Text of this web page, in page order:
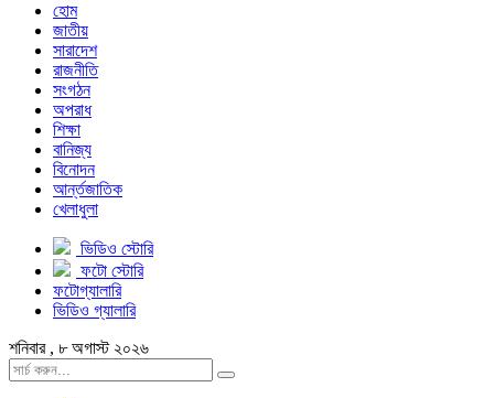
হোম
জাতীয়
সারাদেশ
রাজনীতি
সংগঠন
অপরাধ
শিক্ষা
বানিজ্য
বিনোদন
আর্ন্তজাতিক
খেলাধুলা
ভিডিও স্টোরি
ফটো স্টোরি
ফটোগ্যালারি
ভিডিও গ্যালারি
শনিবার , ৮ অগাস্ট ২০২৬